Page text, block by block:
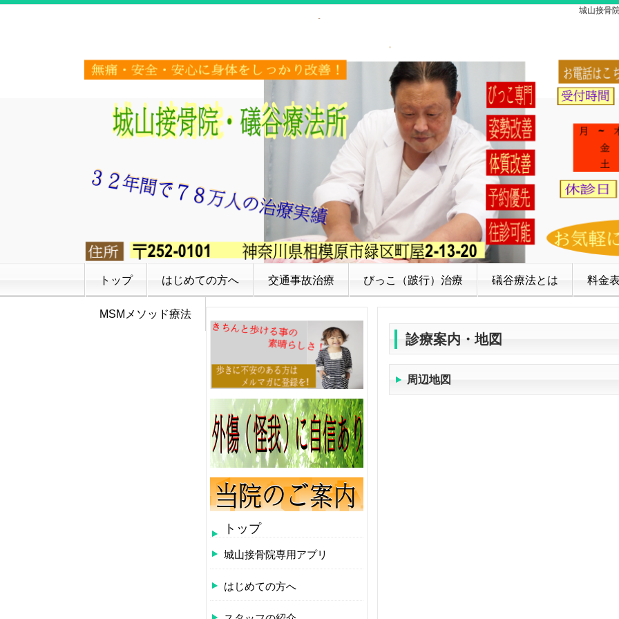
城山接骨
トップ はじめての方へ 交通事故治療 びっこ（跛行）治療 礒谷療法とは 料金
MSMメソッド療法
診療案内・地図
周辺地図
トップ
城山接骨院専用アプリ
はじめての方へ